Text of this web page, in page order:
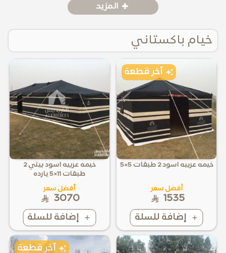
المزيد
خيام باكستاني
إضافة للسلة
آخر قطعة
خيمه عربيه اسود 2 طبقات 5×5
أفضل سعر
1535
إضافة للسلة
خيمه عربيه اسود بيتي 2
طبقات 11×5 يارده
أفضل سعر
3070
آخر قطعة